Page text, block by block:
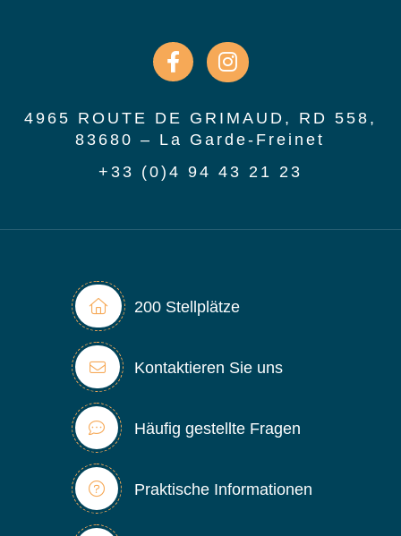
4965 ROUTE DE GRIMAUD, RD 558,
83680 – La Garde-Freinet
+33 (0)4 94 43 21 23
200 Stellplätze
Kontaktieren Sie uns
Häufig gestellte Fragen
Praktische Informationen